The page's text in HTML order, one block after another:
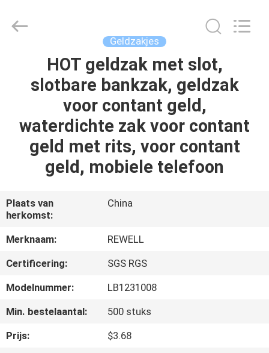
PRODUCTEN
ONGEVEER
ONS
FABRIEKSREIS
KWALITEITSCONTROLE
PRIVACY
POLICY
Reserved.
Developed
Geldzakjes
HOT geldzak met slot,
slotbare bankzak, geldzak
voor contant geld,
waterdichte zak voor contant
geld met rits, voor contant
geld, mobiele telefoon
Plaats van
herkomst:
China
Merknaam:
REWELL
Certificering:
SGS RGS
Modelnummer:
LB1231008
Min. bestelaantal:
500 stuks
Prijs:
$3.68